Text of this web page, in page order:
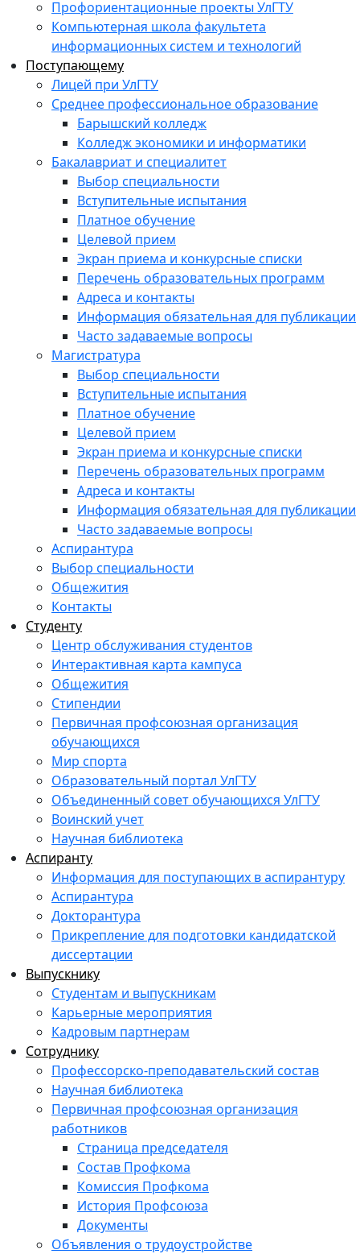
Профориентационные проекты УлГТУ
Компьютерная школа факультета
информационных систем и технологий
Поступающему
Лицей при УлГТУ
Среднее профессиональное образование
Барышский колледж
Колледж экономики и информатики
Бакалавриат и специалитет
Выбор специальности
Вступительные испытания
Платное обучение
Целевой прием
Экран приема и конкурсные списки
Перечень образовательных программ
Адреса и контакты
Информация обязательная для публикации
Часто задаваемые вопросы
Магистратура
Выбор специальности
Вступительные испытания
Платное обучение
Целевой прием
Экран приема и конкурсные списки
Перечень образовательных программ
Адреса и контакты
Информация обязательная для публикации
Часто задаваемые вопросы
Аспирантура
Выбор специальности
Общежития
Контакты
Студенту
Центр обслуживания студентов
Интерактивная карта кампуса
Общежития
Стипендии
Первичная профсоюзная организация
обучающихся
Мир спорта
Образовательный портал УлГТУ
Объединенный совет обучающихся УлГТУ
Воинский учет
Научная библиотека
Аспиранту
Информация для поступающих в аспирантуру
Аспирантура
Докторантура
Прикрепление для подготовки кандидатской
диссертации
Выпускнику
Студентам и выпускникам
Карьерные мероприятия
Кадровым партнерам
Сотруднику
Профессорско-преподавательский состав
Научная библиотека
Первичная профсоюзная организация
работников
Страница председателя
Состав Профкома
Комиссия Профкома
История Профсоюза
Документы
Объявления о трудоустройстве